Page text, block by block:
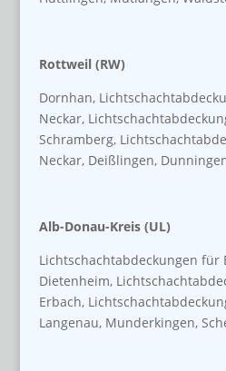
Rottweil (RW)
Dornhan,
Neckar,
Schramberg,
Neckar, Deißlingen,
Alb-Donau-Kreis (UL)
Lichtschachtabdeckungen für
Dietenheim,
Erbach,
Langenau, Munderkingen,